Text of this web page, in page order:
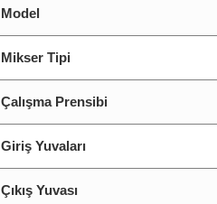
Model
Mikser Tipi
Çalışma Prensibi
Giriş Yuvaları
Çıkış Yuvası